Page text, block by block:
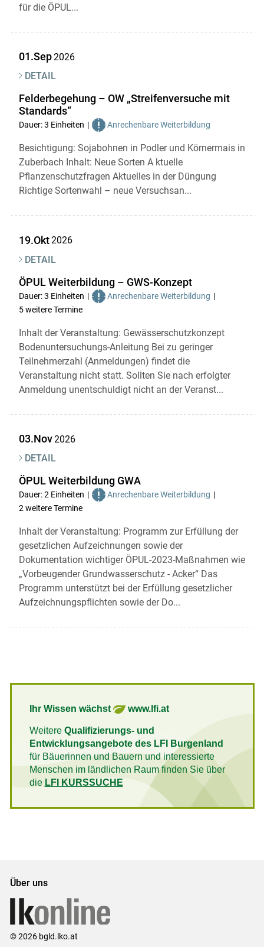
für die ÖPUL...
01.Sep2026
DETAIL
Felderbegehung – OW „Streifenversuche mit
Standards“
Dauer: 3 Einheiten Anrechenbare Weiterbildung
Besichtigung: Sojabohnen in Podler und Körnermais in
Zuberbach Inhalt: Neue Sorten A ktuelle
Pflanzenschutzfragen Aktuelles in der Düngung
Richtige Sortenwahl – neue Versuchsan...
19.Okt2026
DETAIL
ÖPUL Weiterbildung – GWS-Konzept
Dauer: 3 Einheiten
Anrechenbare Weiterbildung
5 weitere Termine
Inhalt der Veranstaltung: Gewässerschutzkonzept
Bodenuntersuchungs-Anleitung Bei zu geringer
Teilnehmerzahl (Anmeldungen) findet die
Veranstaltung nicht statt. Sollten Sie nach erfolgter
Anmeldung unentschuldigt nicht an der Veranst...
03.Nov2026
DETAIL
ÖPUL Weiterbildung GWA
Dauer: 2 Einheiten
Anrechenbare Weiterbildung
2 weitere Termine
Inhalt der Veranstaltung: Programm zur Erfüllung der
gesetzlichen Aufzeichnungen sowie der
Dokumentation wichtiger ÖPUL-2023-Maßnahmen wie
„Vorbeugender Grundwasserschutz - Acker“ Das
Programm unterstützt bei der Erfüllung gesetzlicher
Aufzeichnungspflichten sowie der Do...
Ihr Wissen wächst www.lfi.at
Weitere Qualifizierungs- und
Entwicklungsangebote des LFI Burgenland
für Bäuerinnen und Bauern und interessierte
Menschen im ländlichen Raum finden Sie über
die LFI KURSSUCHE
Über uns
© 2026 bgld.lko.at